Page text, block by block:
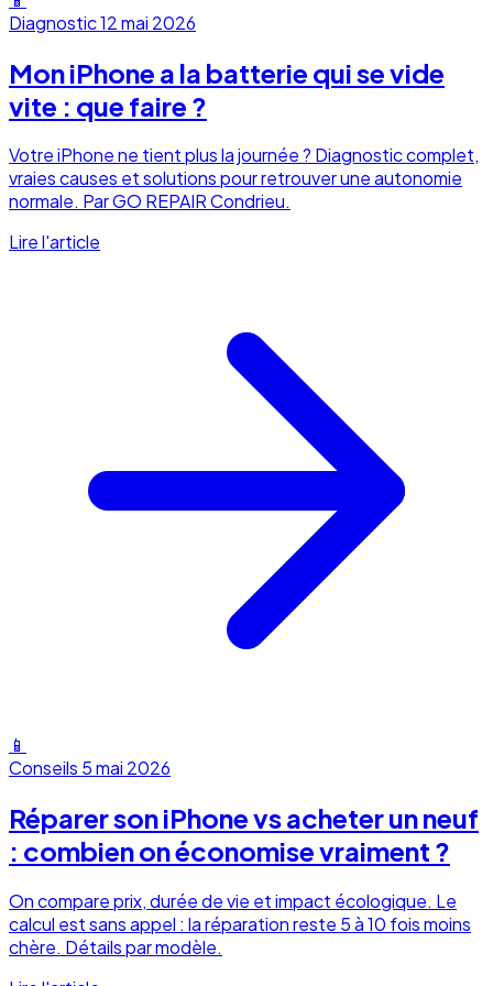
Diagnostic12 mai 2026
Mon iPhone a la batterie qui se vide
vite : que faire ?
Votre iPhone ne tient plus la journée ? Diagnostic complet,
vraies causes et solutions pour retrouver une autonomie
normale. Par GO REPAIR Condrieu.
Lire l'article
📱
Conseils 5 mai 2026
Réparer son iPhone vs acheter un neuf
: combien on économise vraiment ?
On compare prix, durée de vie et impact écologique. Le
calcul est sans appel : la réparation reste 5 à 10 fois moins
chère. Détails par modèle.